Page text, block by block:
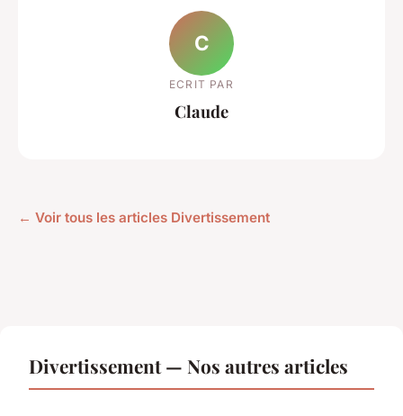
C
ECRIT PAR
Claude
← Voir tous les articles Divertissement
Divertissement — Nos autres articles